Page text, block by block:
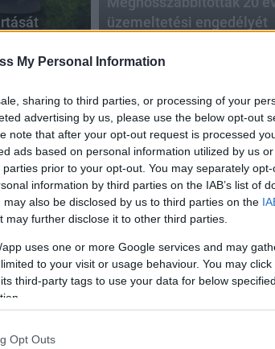
My Personal Information
sharing to third parties, or processing of your
advertising by us, please use the below opt-out
note that after your opt-out request is processed
ads based on personal information utilized by us
prior to your opt-out. You may separately
information by third parties on the IAB’s list of
also be disclosed by us to third parties on the
may further disclose it to other third parties.
uses one or more Google services and may
to your visit or usage behaviour. You may
third-party tags to use your data for below
Opt Outs
üzemeltetési engedélyét